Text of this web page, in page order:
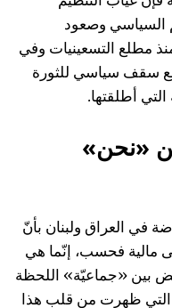
السياسي وصعود
مطلع التسعينيات وفي
أدّيا إلى وضع سقف سياسي للثورة
أطلقتها.
«نحن»
في العراق ولبنان بأنّ
مالية فحسب، إنّما هي
بين «جماعيّة» اللحظة
التي ظهرت من قلب هذا